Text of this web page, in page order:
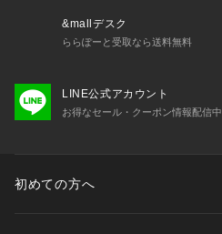
&mallデスク
ららぽーと受取なら送料無料
LINE公式アカウント
お得なセール・クーポン情報配信中
初めての方へ